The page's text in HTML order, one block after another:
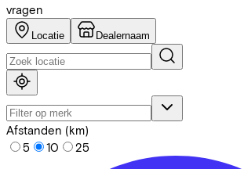
vragen
Locatie Dealernaam
Afstanden (km)
5
10 25